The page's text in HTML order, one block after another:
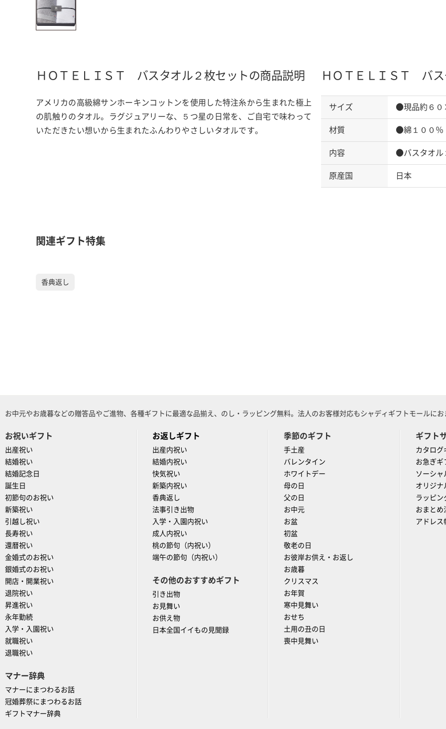
ＨＯＴＥＬＩＳＴ バスタオル２枚セットの商品説明
アメリカの高級綿サンホーキンコットンを使用した特注糸から生まれた極上
の肌触りのタオル。ラグジュアリーな、５つ星の日常を、ご自宅で味わって
いただきたい想いから生まれたふんわりやさしいタオルです。
ＨＯＴＥＬＩＳＴ バ
サイズ ●現品約６０
材質 ●綿１００％
内容 ●バスタオ
原産国 日本
関連ギフト特集
香典返し
お中元やお歳暮などの贈答品やご進物、各種ギフトに最適な品揃え、のし・ラッピング無料。法人のお客様対応もシャディギフトモールに
お祝いギフト
出産祝い
結婚祝い
結婚記念日
誕生日
初節句のお祝い
新築祝い
引越し祝い
長寿祝い
還暦祝い
金婚式のお祝い
銀婚式のお祝い
開店・開業祝い
退院祝い
昇進祝い
永年勤続
入学・入園祝い
就職祝い
退職祝い
マナー辞典
マナーにまつわるお話
冠婚葬祭にまつわるお話
ギフトマナー辞典
お返しギフト
出産内祝い
結婚内祝い
快気祝い
新築内祝い
香典返し
法事引き出物
入学・入園内祝い
成人内祝い
桃の節句（内祝い）
端午の節句（内祝い）
その他のおすすめギフト
引き出物
お見舞い
お供え物
日本全国イイもの見聞録
季節のギフト
手土産
バレンタイン
ホワイトデー
母の日
父の日
お中元
お盆
初盆
敬老の日
お彼岸お供え・お返し
お歳暮
クリスマス
お年賀
寒中見舞い
おせち
土用の丑の日
喪中見舞い
ギフト
カタログ
お急ぎギ
ソーシャ
オリジナ
ラッピン
おまとめ
アドレス